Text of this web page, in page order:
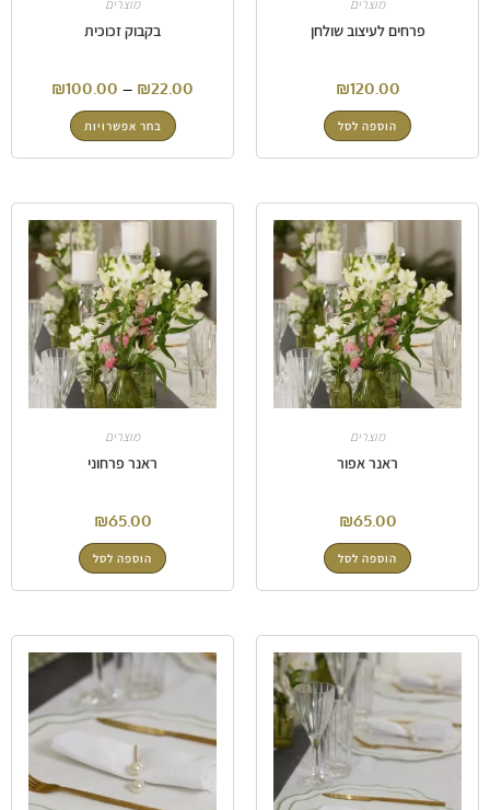
מוצרים
פרחים לעיצוב שולחן
₪120.00
הוספה לסל
מוצרים
בקבוק זכוכית
₪22.00
–
₪100.00
בחר אפשרויות
מוצרים
ראנר אפור
₪65.00
הוספה לסל
מוצרים
ראנר פרחוני
₪65.00
הוספה לסל